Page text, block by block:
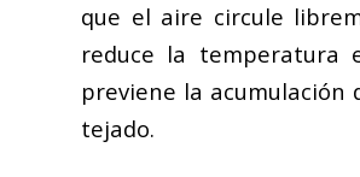
que el aire circule
reduce la temperatura
previene la acumulación
tejado.